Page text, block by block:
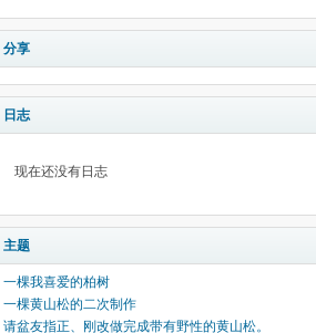
分享
日志
现在还没有日志
主题
一棵我喜爱的柏树
一棵黄山松的二次制作
请盆友指正、刚改做完成带有野性的黄山松。